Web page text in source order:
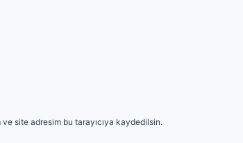
site adresim bu tarayıcıya kaydedilsin.